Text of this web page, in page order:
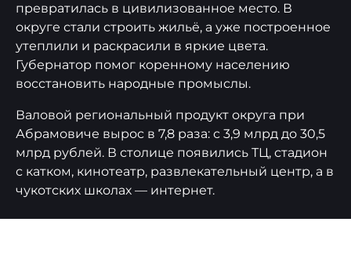
превратилась в цивилизованное место. В
округе стали строить жильё, а уже построенное
утеплили и раскрасили в яркие цвета.
Губернатор помог коренному населению
восстановить народные промыслы.
Валовой региональный продукт округа при
Абрамовиче вырос в 7,8 раза: с 3,9 млрд до 30,5
млрд рублей. В столице появились ТЦ, стадион
с катком, кинотеатр, развлекательный центр, а в
чукотских школах — интернет.